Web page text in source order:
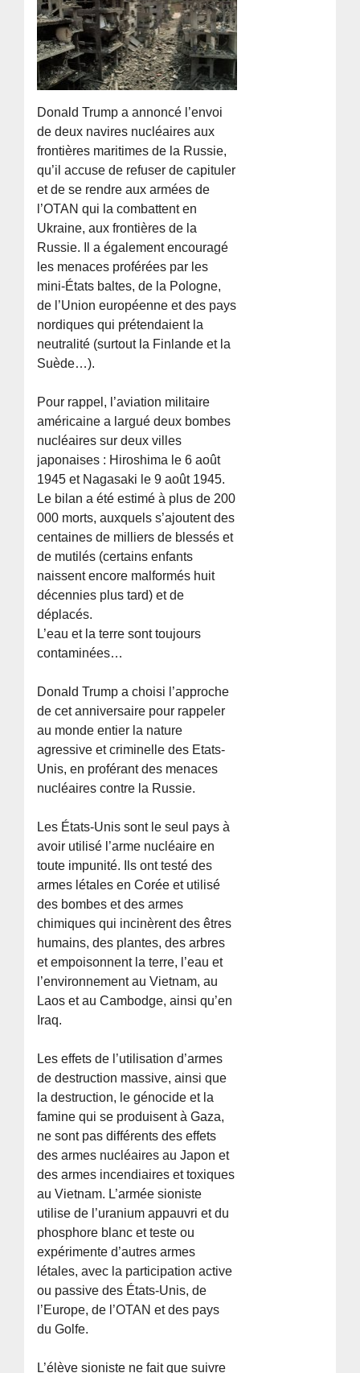
Donald Trump a annoncé l’envoi
de deux navires nucléaires aux
frontières maritimes de la Russie,
qu’il accuse de refuser de capituler
et de se rendre aux armées de
l’OTAN qui la combattent en
Ukraine, aux frontières de la
Russie. Il a également encouragé
les menaces proférées par les
mini-États baltes, de la Pologne,
de l’Union européenne et des pays
nordiques qui prétendaient la
neutralité (surtout la Finlande et la
Suède…).
Pour rappel, l’aviation militaire
américaine a largué deux bombes
nucléaires sur deux villes
japonaises : Hiroshima le 6 août
1945 et Nagasaki le 9 août 1945.
Le bilan a été estimé à plus de 200
000 morts, auxquels s’ajoutent des
centaines de milliers de blessés et
de mutilés (certains enfants
naissent encore malformés huit
décennies plus tard) et de
déplacés.
L’eau et la terre sont toujours
contaminées…
Donald Trump a choisi l’approche
de cet anniversaire pour rappeler
au monde entier la nature
agressive et criminelle des Etats-
Unis, en proférant des menaces
nucléaires contre la Russie.
Les États-Unis sont le seul pays à
avoir utilisé l’arme nucléaire en
toute impunité. Ils ont testé des
armes létales en Corée et utilisé
des bombes et des armes
chimiques qui incinèrent des êtres
humains, des plantes, des arbres
et empoisonnent la terre, l’eau et
l’environnement au Vietnam, au
Laos et au Cambodge, ainsi qu’en
Iraq.
Les effets de l’utilisation d’armes
de destruction massive, ainsi que
la destruction, le génocide et la
famine qui se produisent à Gaza,
ne sont pas différents des effets
des armes nucléaires au Japon et
des armes incendiaires et toxiques
au Vietnam. L’armée sioniste
utilise de l’uranium appauvri et du
phosphore blanc et teste ou
expérimente d’autres armes
létales, avec la participation active
ou passive des États-Unis, de
l’Europe, de l’OTAN et des pays
du Golfe.
L’élève sioniste ne fait que suivre